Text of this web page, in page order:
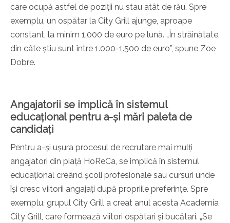
care ocupă astfel de poziții nu stau atât de rău. Spre
exemplu, un ospătar la City Grill ajunge, aproape
constant, la minim 1.000 de euro pe lună. „În străinătate,
din câte știu sunt între 1.000-1.500 de euro”, spune Zoe
Dobre.
Angajatorii se implică în sistemul
educațional pentru a-și mări paleta de
candidați
Pentru a-și ușura procesul de recrutare mai mulți
angajatori din piață HoReCa, se implică în sistemul
educațional creând școli profesionale sau cursuri unde
își cresc viitorii angajați după propriile preferințe. Spre
exemplu, grupul City Grill a creat anul acesta Academia
City Grill, care formează viitori ospătari și bucătari. „Se